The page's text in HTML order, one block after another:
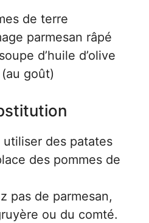
de terre
parmesan râpé
d’huile d’olive
goût)
des patates
des pommes de
pas de parmesan,
ou du comté.